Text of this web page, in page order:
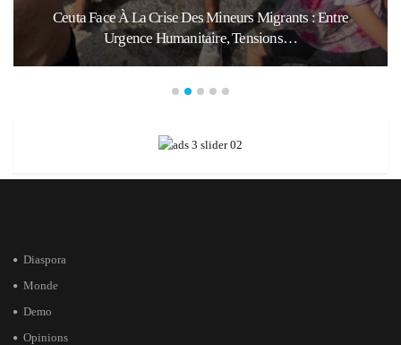
Ceuta Face À La Crise Des Mineurs Migrants : Entre
Urgence Humanitaire, Tensions…
Diaspora
Monde
Demo
Opinions